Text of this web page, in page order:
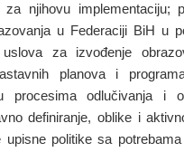
njihovu implementaciju;
u Federaciji BiH u
za izvođenje
planova i
procesima odlučivanja i
definiranje, oblike i
upisne politike sa